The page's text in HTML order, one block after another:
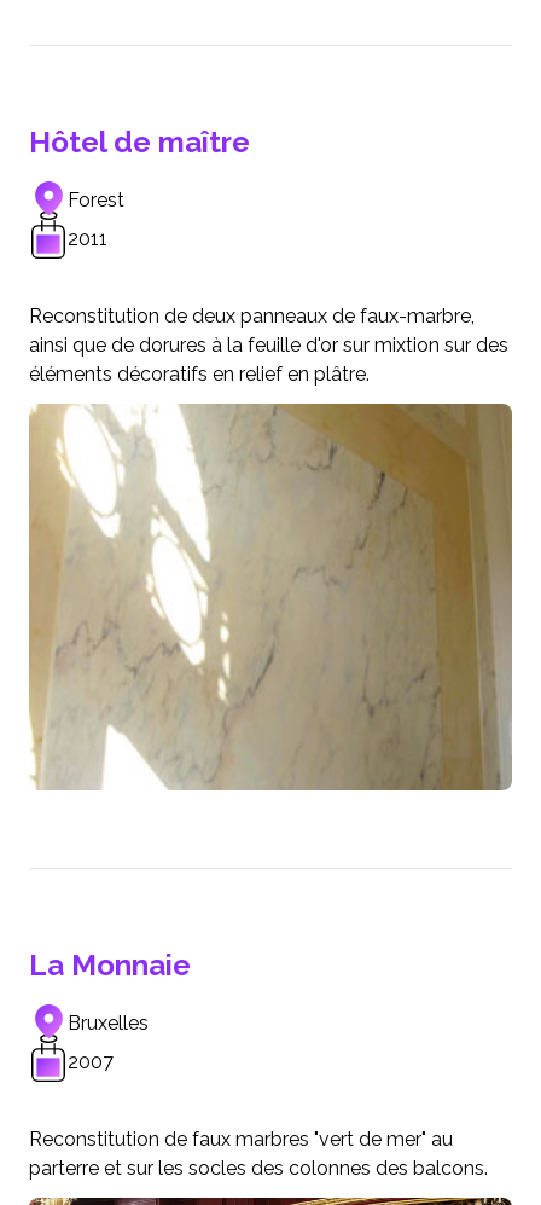
Hôtel de maître
Forest
2011
Reconstitution de deux panneaux de faux-marbre,
ainsi que de dorures à la feuille d'or sur mixtion sur des
éléments décoratifs en relief en plâtre.
La Monnaie
Bruxelles
2007
Reconstitution de faux marbres "vert de mer" au
parterre et sur les socles des colonnes des balcons.